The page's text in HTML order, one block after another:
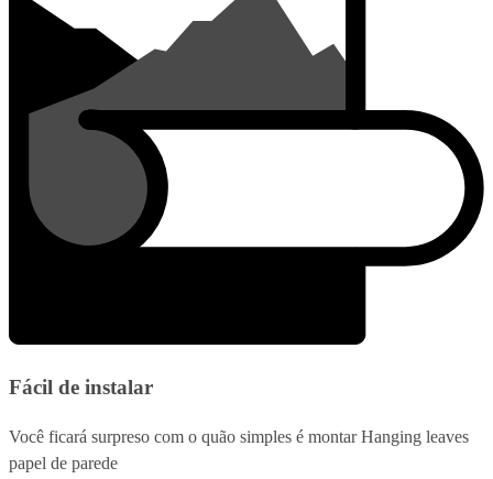
Fácil de instalar
Você ficará surpreso com o quão simples é montar Hanging leaves
papel de parede